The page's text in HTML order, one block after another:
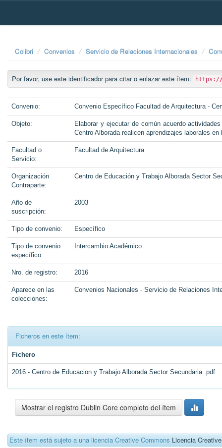
Skip
Colibri Convenios Servicio de Relaciones Internacionales
Por favor, use este identificador para citar o enlazar este ítem: https://
Convenio: Convenio Específico Facultad de Arquitectura -
Objeto:
Elaborar y ejecutar de común acuerdo
Centro Alborada realicen aprendizajes laborales
Facultad o
Servicio:
Facultad de Arquitectura
Organización
Contraparte:
Centro de Educación y Trabajo Alborada Sector
Año de
suscripción:
2003
Tipo de convenio: Específico
Tipo de convenio
específico:
Intercambio Académico
Nro. de registro: 2016
Aparece en las
colecciones:
Convenios Nacionales - Servicio de Relaciones
Ficheros en este ítem:
Fichero
2016 - Centro de Educacion y Trabajo Alborada Sector Secundaria .pdf
Mostrar el registro Dublin Core completo del ítem
Este ítem está sujeto a una licencia Creative Commons Licencia